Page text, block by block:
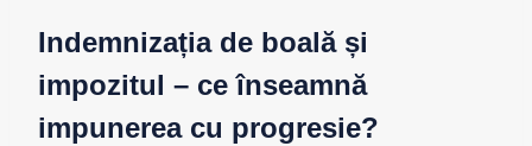
Indemnizația de boală și
impozitul – ce înseamnă
impunerea cu progresie?